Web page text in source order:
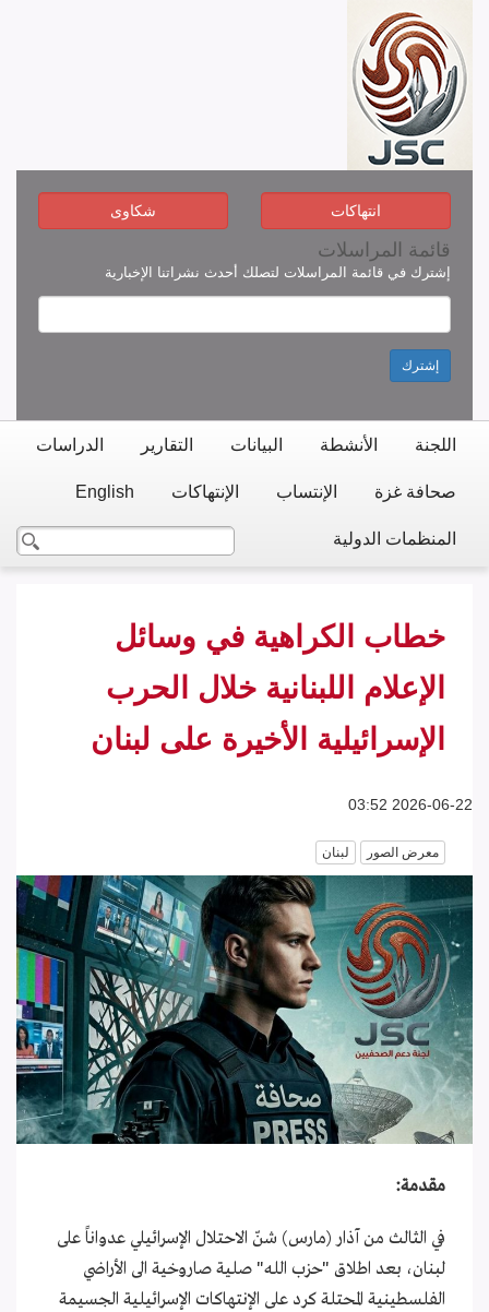
انتهاكات شكاوى
قائمة المراسلات
إشترك في قائمة المراسلات لتصلك أحدث نشراتنا الإخبارية
إشترك
اللجنة الأنشطة البيانات التقارير الدراسات
صحافة غزة الإنتساب الإنتهاكات English
المنظمات الدولية
خطاب الكراهية في وسائل
الإعلام اللبنانية خلال الحرب
الإسرائيلية الأخيرة على لبنان
2026-06-22 03:52
معرض الصور لبنان
مقدمة:
في الثالث من آذار (مارس) شنّ الاحتلال الإسرائيلي عدواناً على
لبنان، بعد اطلاق "حزب الله" صلية صاروخية الى الأراضي
الفلسطينية المحتلة كرد على الإنتهاكات الإسرائيلية الجسيمة